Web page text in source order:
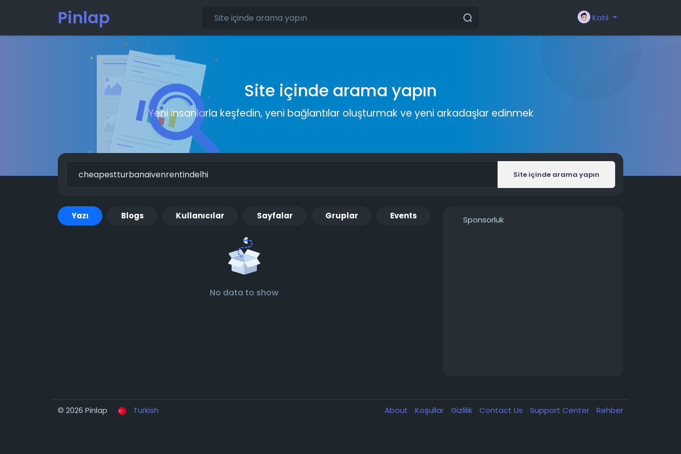
Pinlap Katıl
Site içinde arama yapın
Yeni insanlarla keşfedin, yeni bağlantılar oluşturmak ve yeni arkadaşlar edinmek
Site içinde arama yapın
Yazı Blogs Kullanıcılar Sayfalar Gruplar Events
No data to show
Sponsorluk
© 2026 Pinlap Turkish About Koşullar Gizlilik Contact Us Support Center Rehber